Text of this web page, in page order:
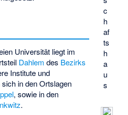
c
h
af
ts
h
a
u
s
Universität liegt im
Dahlem des Bezirks
Institute und
in den Ortslagen
, sowie in den
.